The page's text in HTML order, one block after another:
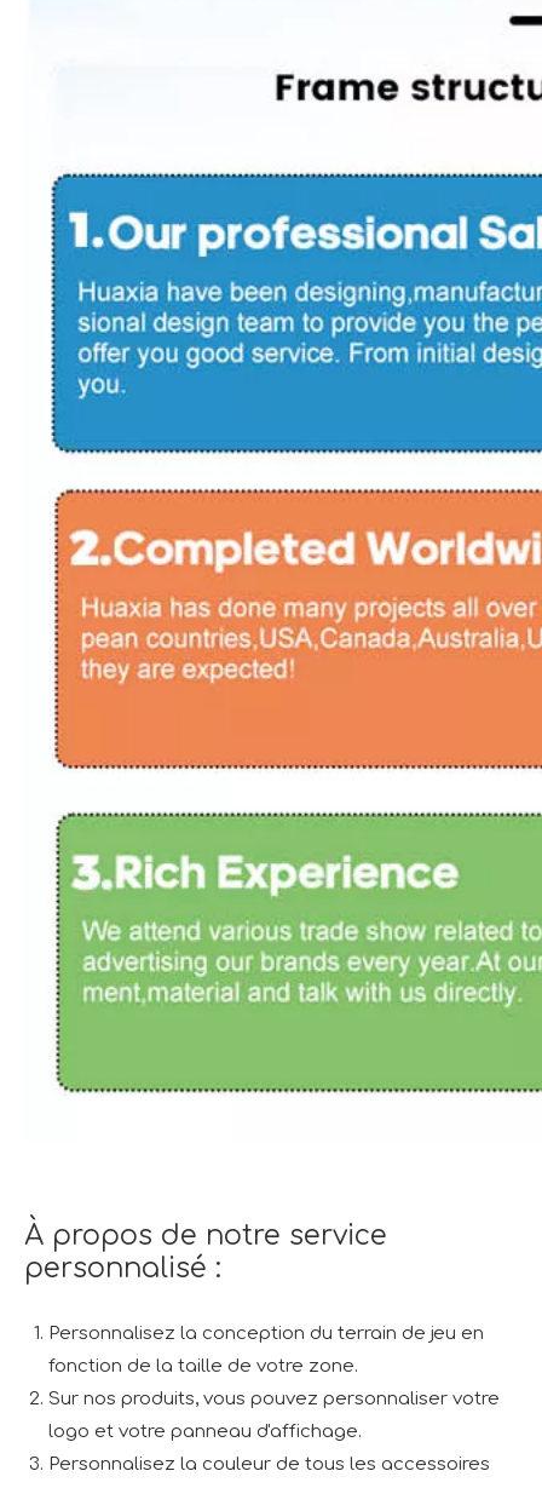
À propos de notre service
personnalisé :
Personnalisez la conception du terrain de jeu en
fonction de la taille de votre zone.
Sur nos produits, vous pouvez personnaliser votre
logo et votre panneau d'affichage.
Personnalisez la couleur de tous les accessoires